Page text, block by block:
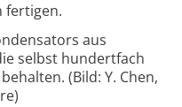
fertigen.
aus
selbst hundertfach
(Bild: Y. Chen,